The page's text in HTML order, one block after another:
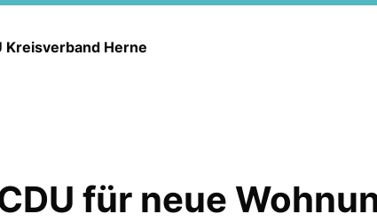
Kreisverband Herne
für neue